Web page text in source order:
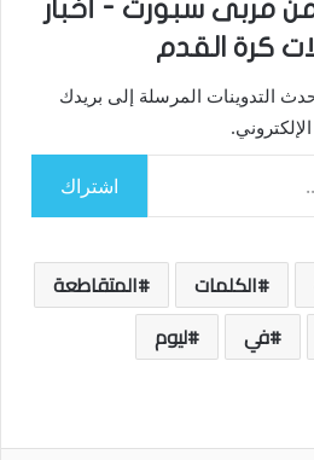
مربى سبورت - أخبار
كرة القدم
التدوينات المرسلة إلى بريدك
الإلكتروني.
اشتراك
الكلمات
المتقاطعة
في
ليوم